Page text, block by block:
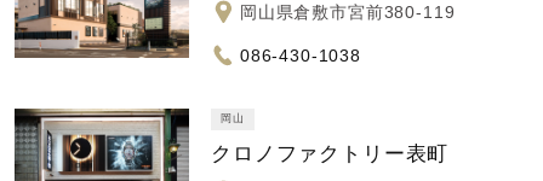
岡山県倉敷市宮前380-119
086-430-1038
岡山
クロノファクトリー表町